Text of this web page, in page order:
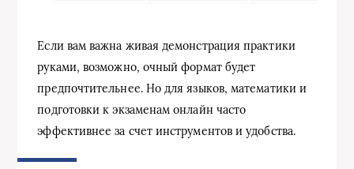
Если вам важна живая демонстрация практики
руками, возможно, очный формат будет
предпочтительнее. Но для языков, математики и
подготовки к экзаменам онлайн часто
эффективнее за счет инструментов и удобства.